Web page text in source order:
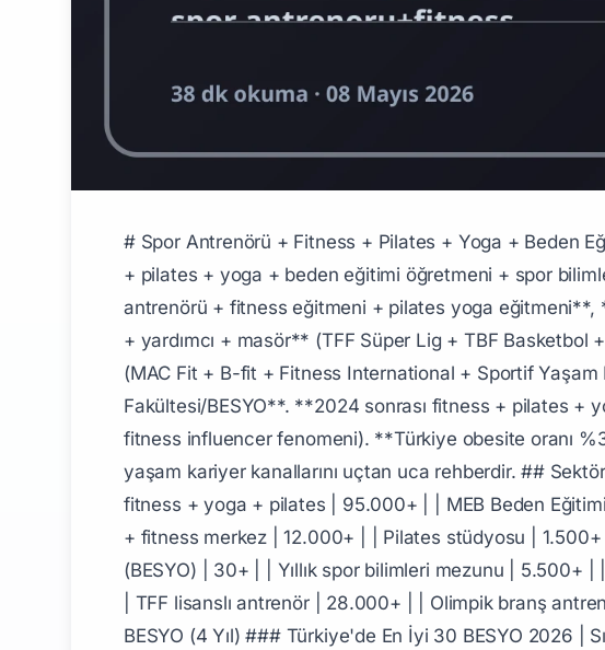
# Spor Antrenörü + Fitness + Pilates + Yoga + Beden Eğitimi Öğretmeni + Spor Bilimleri Komple Kariyer Rehberi 2026 Spor antrenörü + fitness + pilates + yoga + beden eğitimi öğretmeni + spor bilimleri Türkiye'de patlayan **sağlık ve aktif yaşam endüstrisi**: **95.000+ aktif spor antrenörü + fitness eğitmeni + pilates yoga eğitmeni**, **18.500+ Beden Eğitimi Öğretmeni** (MEB + özel okul), **8.500+ profesyonel sporcu + yardımcı + masör** (TFF Süper Lig + TBF Basketbol + TVF Voleybol + olimpik branşlar), **12.000+ özel spor salonu + fitness merkezi** (MAC Fit + B-fit + Fitness International + Sportif Yaşam Merkezi + CrossFit + Pilates + Yoga stüdyoları), **30+ Spor Bilimleri Fakültesi/BESYO**. **2024 sonrası fitness + pilates + yoga sektörü** sosyal medya etkisiyle katlamlı büyüyor (Instagram + TikTok + YouTube fitness influencer fenomeni). **Türkiye obesite oranı %32** (2026), bu da sektöre büyük talep yaratıyor. Bu pillar, spor + fitness + sağlıklı yaşam kariyer kanallarını uçtan uca rehberdir. ## Sektör Genel Tablosu (2026) | Boyut | Değer | |-------|-------| | Aktif spor antrenörü + fitness + yoga + pilates | 95.000+ | | MEB Beden Eğitimi Öğretmeni | 18.500+ | | Profesyonel sporcu + yardımcı | 8.500+ | | Özel spor salonu + fitness merkez | 12.000+ | | Pilates stüdyosu | 1.500+ | | Yoga stüdyosu | 1.200+ | | CrossFit kutusu | 250+ | | Spor Bilimleri Fakültesi (BESYO) | 30+ | | Yıllık spor bilimleri mezunu | 5.500+ | | Yıllık MEB BE atama | 3.500-7.000 | | Türkiye fitness pazar büyüklüğü | $3.5 milyar | | TFF lisanslı antrenör | 28.000+ | | Olimpik branş antrenör | 4.500+ | | Türkiye obesite oranı | %32 (artıyor) | ## A. Spor Bilimleri Fakültesi / BESYO (4 Yıl) ### Türkiye'de En İyi 30 BESYO 2026 | Sıra | Üniversite | OYS Sıralaması | |------|------------|----------------| | 1 | Hacettepe Üniversitesi | Top 5% | | 2 | Ankara Üniversitesi | Top 8% | | 3 | Marmara Üniversitesi | Top 10% | | 4 | Ege Üniversitesi | Top 12% | | 5 | Akdeniz Üniversitesi | Top 15% | | 6 | Gazi Üniversitesi | Top 15% | | 7 | Selçuk Üniversitesi | Top 18% | | 8 | İTÜ Spor Bilimleri | Top 20% | | 9 | Atatürk Üniversitesi | Top 22% | | 10 | Bahçeşehir (vakıf) | Top 25% | | 11 | Yeditepe (vakıf) | Top 28% | | 12 | Acıbadem (vakıf) | Top 30% | | 13 | Boğaziçi | Top 32% | | 14 | Bilkent (yeni) | Top 35% | ### Bölümler (BESYO İçinde) 1. **Antrenörlük Eğitimi** — profesyonel antrenör hedefli 2. **Beden Eğitimi ve Spor Öğretmenliği** — MEB + özel okul atama 3. **Spor Yöneticiliği** — kulüp + federasyon yönetim 4. **Rekreasyon** — turistik + sosyal etkinlik 5. **Engelli Sporları** — uzmanlık alanı 6. **Sporcu Sağlığı + Egzersiz ve Spor Bilimi** — sağlık alanı 7. **Kinesyoloji** — bilimsel hareket 8. **Spor Yönetimi MBA** (lisansüstü) ### OYS (Özel Yetenek Sınavı) Yapısı **BESYO bölümlerine giriş için:** 1. **YKS TYT puanı** (200+) 2. **Özel Yetenek Sınavı** (OYS) - **Atletizm** (100m + uzun atlama) - **Yüzme** (50m serbest) - **Jimnastik** (5 hareket) - **Koordinasyon parkuru** - **Top hakimiyeti** (futbol veya basketbol) 3. **Yerleştirme puanı** = TYT + OYS karması ### BESYO Müfredatı (4 Yıl) **1. Yıl: Temel Bilimler + Spor** - Anatomi - Fizyoloji - Egzersiz Fizyolojisi Temel - Genel Spor Bilim - Atletizm + Yüzme + Jimnastik **2. Yıl: Branş + Pedagoji** - Spor Branşları (futbol + basketbol + voleybol + tenis) - Antrenman Bilimi - Spor Psikolojisi Temel - Spor Beslenmesi - Pedagojik Formasyon (BE öğretmeni hedefliyse) **3. Yıl: Uzmanlık + Klinik** - Egzersiz Reçeteleme - Spor Travmatolojisi - Spor Yönetimi - Kinesyoloji + Biyomekanik - Spor Hukuku **4. Yıl: Bitirme + Staj** - Bitirme tezi - 240+ saat staj (kulüp + okul + fitness merkezi) - Antrenörlük Pratiği ## B. MEB Beden Eğitimi Öğretmeni ### MEB BE Öğretmeni Olma **Şartlar:** - BESYO Beden Eğitimi ve Spor Öğretmenliği lisans - Pedagojik Formasyon - KPSS Eğitim Bilimleri